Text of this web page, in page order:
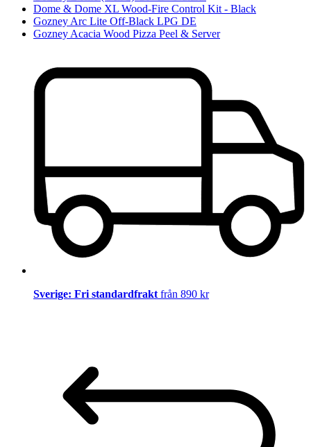
Dome & Dome XL Wood-Fire Control Kit - Black
Gozney Arc Lite Off-Black LPG DE
Gozney Acacia Wood Pizza Peel & Server
Sverige: Fri standardfraktfrån 890 kr